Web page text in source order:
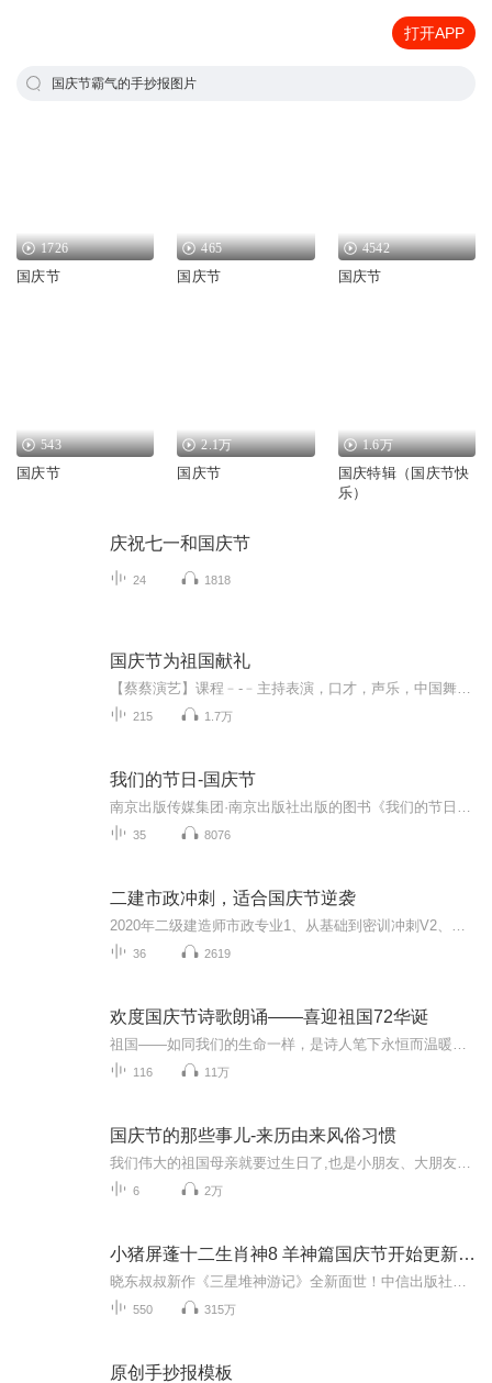
打开APP
国庆节霸气的手抄报图片
1726
国庆节
465
国庆节
4542
国庆节
543
国庆节
2.1万
国庆节
1.6万
国庆特辑（国庆节快
乐）
庆祝七一和国庆节
24 1818
国庆节为祖国献礼
215 1.7万
我们的节日-国庆节
35 8076
二建市政冲刺，适合国庆节逆袭
36 2619
欢度国庆节诗歌朗诵——喜迎祖国72华诞
116 11万
国庆节的那些事儿-来历由来风俗习惯
6 2万
小猪屏蓬十二生肖神8 羊神篇国庆节开始更新啦！
550 315万
原创手抄报模板